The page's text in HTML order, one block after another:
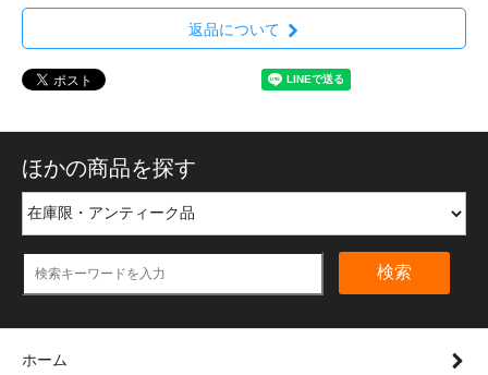
返品について
ほかの商品を探す
検索
ホーム